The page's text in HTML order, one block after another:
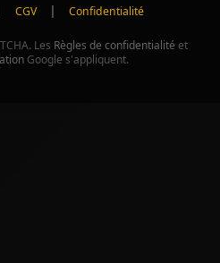
CGV | Confidentialité
Les Règles de confidentialité et
Google s'appliquent.